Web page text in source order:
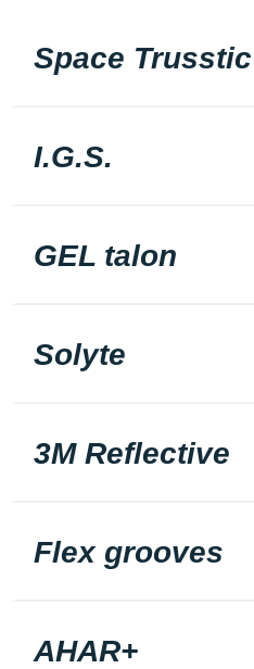
Space Trusstic
I.G.S.
GEL talon
Solyte
3M Reflective
Flex grooves
AHAR+